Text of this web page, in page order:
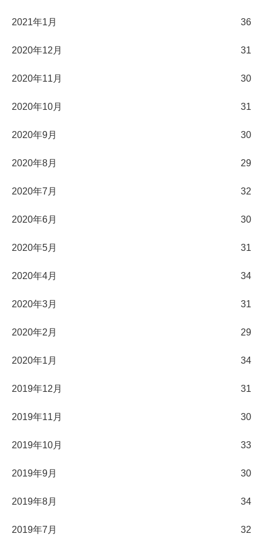
2021年1月 36
2020年12月 31
2020年11月 30
2020年10月 31
2020年9月 30
2020年8月 29
2020年7月 32
2020年6月 30
2020年5月 31
2020年4月 34
2020年3月 31
2020年2月 29
2020年1月 34
2019年12月 31
2019年11月 30
2019年10月 33
2019年9月 30
2019年8月 34
2019年7月 32